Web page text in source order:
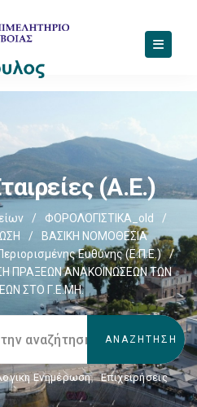
(Α.Ε.)
/ ΦΟΡΟΛΟΓΙΣΤΙΚΑ_old
/
/
ΒΑΣΙΚΗ ΝΟΜΟΘΕΣΙΑ
Ευθύνης (Ε.Π.Ε.)
/
ΠΡΑΞΕΩΝ ΑΝΑΚΟΙΝΩΣΕΩΝ ΤΩΝ
ΣΤΟ Γ.Ε.ΜΗ.
Ενημέρωση, Επιχειρήσεις